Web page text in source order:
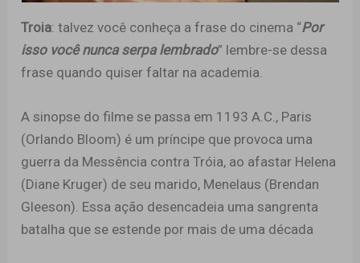
Troia: talvez você conheça a frase do cinema “Por
isso você nunca serpa lembrado” lembre-se dessa
frase quando quiser faltar na academia.
A sinopse do filme se passa em 1193 A.C., Paris
(Orlando Bloom) é um príncipe que provoca uma
guerra da Messência contra Tróia, ao afastar Helena
(Diane Kruger) de seu marido, Menelaus (Brendan
Gleeson). Essa ação desencadeia uma sangrenta
batalha que se estende por mais de uma década